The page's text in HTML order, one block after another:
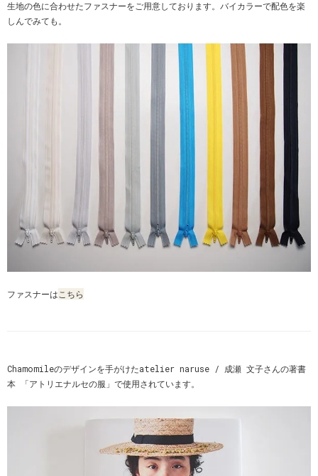
生地の色に合わせたファスナーをご用意しております。バイカラーで配色を楽
しんでみても。
ファスナーは こちら
Chamomileのデザインを手がけたatelier naruse / 成瀬 文子さんの著書
本 「アトリエナルセの服」で使用されています。